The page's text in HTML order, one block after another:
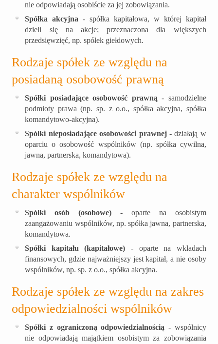
nie odpowiadają osobiście za jej zobowiązania.
Spółka akcyjna - spółka kapitałowa, w której kapitał
dzieli się na akcje; przeznaczona dla większych
przedsięwzięć, np. spółek giełdowych.
Rodzaje spółek ze względu na
posiadaną osobowość prawną
Spółki posiadające osobowość prawną- samodzielne
podmioty prawa (np. sp. z o.o., spółka akcyjna, spółka
komandytowo-akcyjna).
Spółki nieposiadające osobowości prawnej- działają w
oparciu o osobowość wspólników (np. spółka cywilna,
jawna, partnerska, komandytowa).
Rodzaje spółek ze względu na
charakter wspólników
Spółki osób (osobowe) - oparte na osobistym
zaangażowaniu wspólników, np. spółka jawna, partnerska,
komandytowa.
Spółki kapitału (kapitałowe) - oparte na wkładach
finansowych, gdzie najważniejszy jest kapitał, a nie osoby
wspólników, np. sp. z o.o., spółka akcyjna.
Rodzaje spółek ze względu na zakres
odpowiedzialności wspólników
Spółki z ograniczoną odpowiedzialnością - wspólnicy
nie odpowiadają majątkiem osobistym za zobowiązania